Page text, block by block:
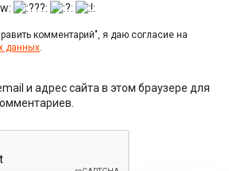
комментарий", я даю согласие на
данных.
и адрес сайта в этом браузере для